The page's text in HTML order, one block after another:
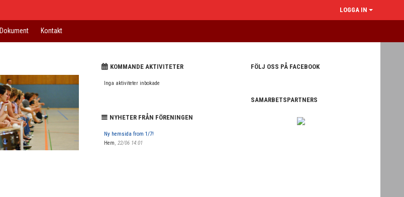
LOGGA IN
Dokument Kontakt
KOMMANDE AKTIVITETER
Inga aktiviteter inbokade
NYHETER FRÅN FÖRENINGEN
Ny hemsida from 1/7!
Hem, 22/06 14:01
FÖLJ OSS PÅ FACEBOOK
SAMARBETSPARTNERS